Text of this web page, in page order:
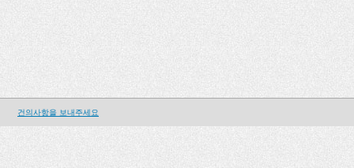
건의사항을 보내주세요